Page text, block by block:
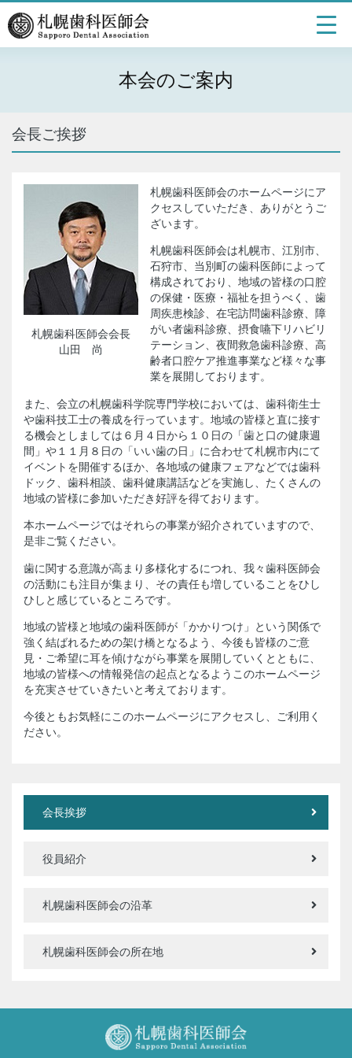
本会のご案内
会長ご挨拶
札幌歯科医師会会長
山田 尚
札幌歯科医師会のホームページにア
クセスしていただき、ありがとうご
ざいます。
札幌歯科医師会は札幌市、江別市、
石狩市、当別町の歯科医師によって
構成されており、地域の皆様の口腔
の保健・医療・福祉を担うべく、歯
周疾患検診、在宅訪問歯科診療、障
がい者歯科診療、摂食嚥下リハビリ
テーション、夜間救急歯科診療、高
齢者口腔ケア推進事業など様々な事
業を展開しております。
また、会立の札幌歯科学院専門学校においては、歯科衛生士
や歯科技工士の養成を行っています。地域の皆様と直に接す
る機会としましては６月４日から１０日の「歯と口の健康週
間」や１１月８日の「いい歯の日」に合わせて札幌市内にて
イベントを開催するほか、各地域の健康フェアなどでは歯科
ドック、歯科相談、歯科健康講話などを実施し、たくさんの
地域の皆様に参加いただき好評を得ております。
本ホームページではそれらの事業が紹介されていますので、
是非ご覧ください。
歯に関する意識が高まり多様化するにつれ、我々歯科医師会
の活動にも注目が集まり、その責任も増していることをひし
ひしと感じているところです。
地域の皆様と地域の歯科医師が「かかりつけ」という関係で
強く結ばれるための架け橋となるよう、今後も皆様のご意
見・ご希望に耳を傾けながら事業を展開していくとともに、
地域の皆様への情報発信の起点となるようこのホームページ
を充実させていきたいと考えております。
今後ともお気軽にこのホームページにアクセスし、ご利用く
ださい。
会長挨拶
役員紹介
札幌歯科医師会の沿革
札幌歯科医師会の所在地